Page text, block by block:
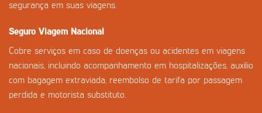
segurança em suas viagens.
Seguro Viagem Nacional
Cobre serviços em caso de doenças ou acidentes em viagens
nacionais, incluindo acompanhamento em hospitalizações, auxílio
com bagagem extraviada, reembolso de tarifa por passagem
perdida e motorista substituto.